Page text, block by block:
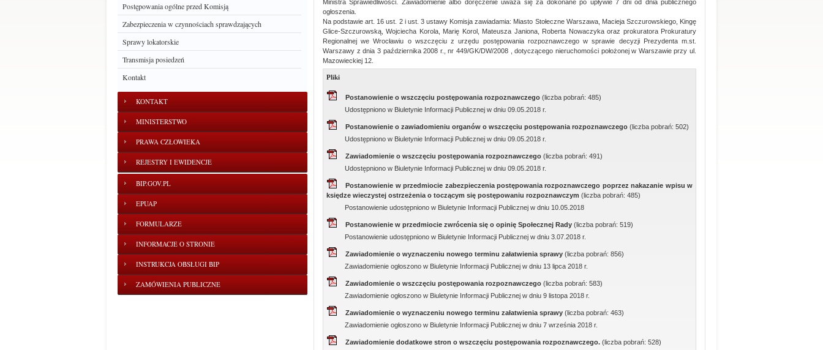
Postępowania ogólne przed Komisją
Zabezpieczenia w czynnościach sprawdzających
Sprawy lokatorskie
Transmisja posiedzeń
Kontakt
KONTAKT
MINISTERSTWO
PRAWA CZŁOWIEKA
REJESTRY I EWIDENCJE
BIP.GOV.PL
EPUAP
FORMULARZE
INFORMACJE O STRONIE
INSTRUKCJA OBSŁUGI BIP
ZAMÓWIENIA PUBLICZNE
Ministra Sprawiedliwości. Zawiadomienie albo doręczenie uważa się za dokonane po upływie 7 dni od dnia publicznego
ogłoszenia.
Na podstawie art. 16 ust. 2 i ust. 3 ustawy Komisja zawiadamia: Miasto Stołeczne Warszawa, Macieja Szczurowskiego, Kingę
Glice-Szczurowską, Wojciecha Korola, Marię Korol, Mateusza Janiona, Roberta Nowaczyka oraz prokuratora Prokuratury
Regionalnej we Wrocławiu o wszczęciu z urzędu postępowania rozpoznawczego w sprawie decyzji Prezydenta m.st.
Warszawy z dnia 3 października 2008 r., nr 449/GK/DW/2008 , dotyczącego nieruchomości położonej w Warszawie przy ul.
Mazowieckiej 12.
Pliki
Postanowienie o wszczęciu postępowania rozpoznawczego (liczba pobrań: 485)
Udostępniono w Biuletynie Informacji Publicznej w dniu 09.05.2018 r.
Postanowienie o zawiadomieniu organów o wszczęciu postępowania rozpoznawczego (liczba pobrań: 502)
Udostępniono w Biuletynie Informacji Publicznej w dniu 09.05.2018 r.
Zawiadomienie o wszczęciu postępowania rozpoznawczego (liczba pobrań: 491)
Udostępniono w Biuletynie Informacji Publicznej w dniu 09.05.2018 r.
Postanowienie w przedmiocie zabezpieczenia postępowania rozpoznawczego poprzez nakazanie wpisu w
księdze wieczystej ostrzeżenia o toczącym się postępowaniu rozpoznawczym (liczba pobrań: 485)
Postanowienie udostępniono w Biuletynie Informacji Publicznej w dniu 10.05.2018
Postanowienie w przedmiocie zwrócenia się o opinię Społecznej Rady (liczba pobrań: 519)
Postanowienie udostępniono w Biuletynie Informacji Publicznej w dniu 3.07.2018 r.
Zawiadomienie o wyznaczeniu nowego terminu załatwienia sprawy (liczba pobrań: 856)
Zawiadomienie ogłoszono w Biuletynie Informacji Publicznej w dniu 13 lipca 2018 r.
Zawiadomienie o wszczęciu postępowania rozpoznawczego (liczba pobrań: 583)
Zawiadomienie ogłoszono w Biuletynie Informacji Publicznej w dniu 9 listopa 2018 r.
Zawiadomienie o wyznaczeniu nowego terminu załatwienia sprawy (liczba pobrań: 463)
Zawiadomienie ogłoszono w Biuletynie Informacji Publicznej w dniu 7 września 2018 r.
Zawiadomienie dodatkowe stron o wszczęciu postępowania rozpoznawczego. (liczba pobrań: 528)